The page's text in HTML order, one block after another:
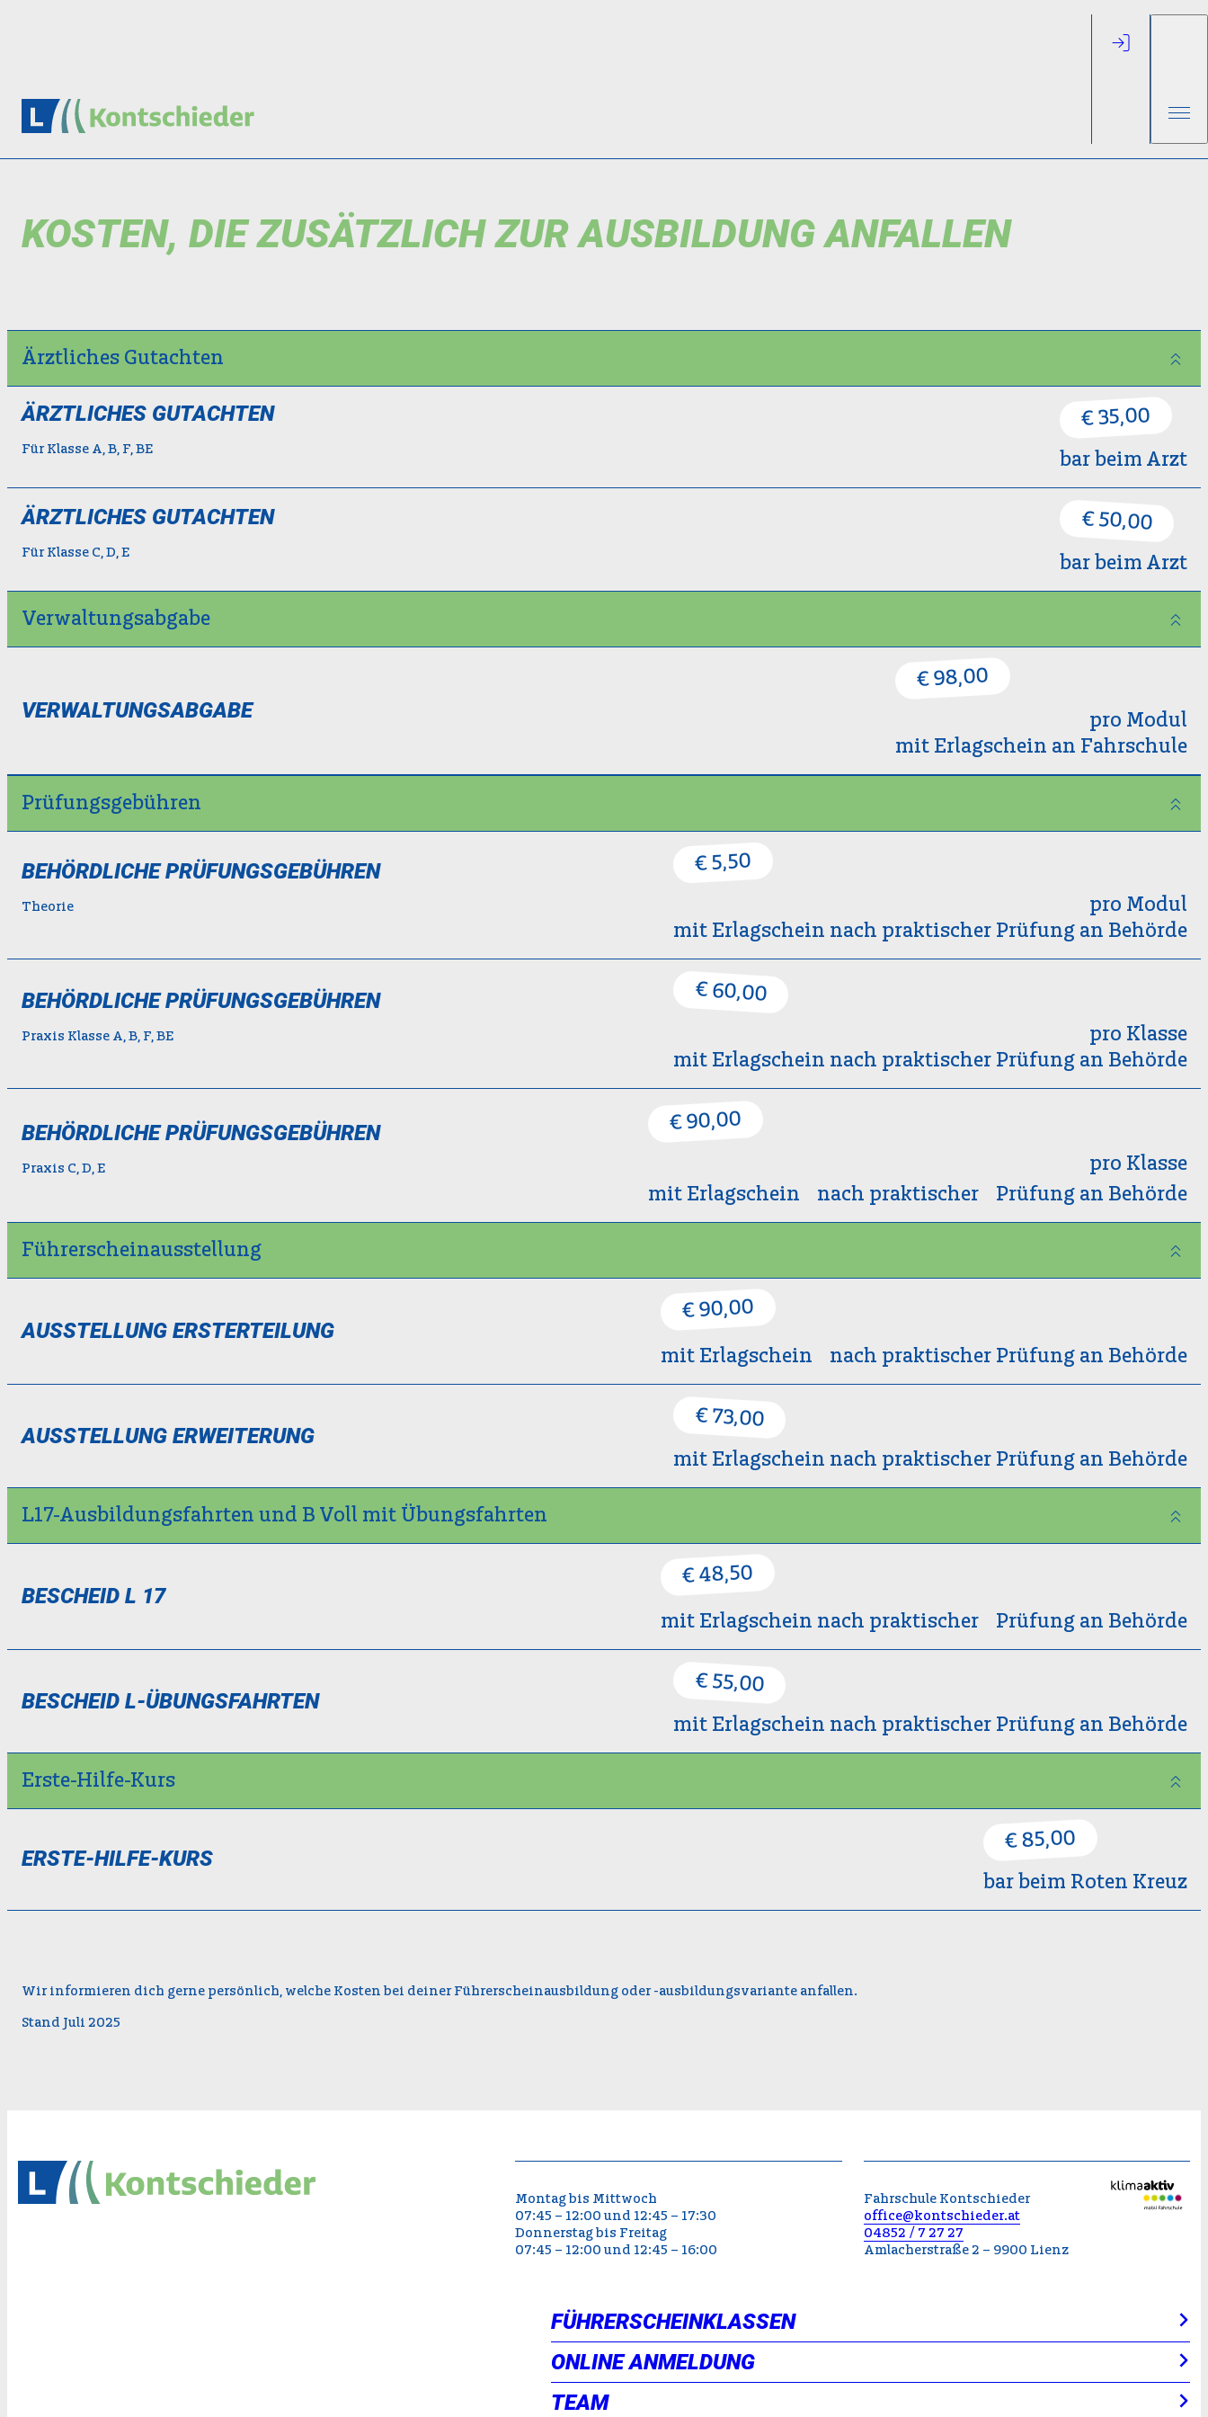
KOSTEN, DIE ZUSÄTZLICH ZUR AUSBILDUNG ANFALLEN
Ärztliches Gutachten
ÄRZTLICHES GUTACHTEN
Für Klasse A, B, F, BE
€ 35,00
bar beim Arzt
ÄRZTLICHES GUTACHTEN
Für Klasse C, D, E
€ 50,00
bar beim Arzt
Verwaltungsabgabe
VERWALTUNGSABGABE
€ 98,00
pro Modul
mit Erlagschein an Fahrschule
Prüfungsgebühren
BEHÖRDLICHE PRÜFUNGSGEBÜHREN
Theorie
€ 5,50
pro Modul
mit Erlagschein nach praktischer Prüfung an Behörde
BEHÖRDLICHE PRÜFUNGSGEBÜHREN
Praxis Klasse A, B, F, BE
€ 60,00
pro Klasse
mit Erlagschein nach praktischer Prüfung an Behörde
BEHÖRDLICHE PRÜFUNGSGEBÜHREN
Praxis C, D, E
€ 90,00
pro Klasse
mit Erlagschein nach praktischer Prüfung an Behörde
Führerscheinausstellung
AUSSTELLUNG ERSTERTEILUNG
€ 90,00
mit Erlagschein nach praktischer Prüfung an Behörde
AUSSTELLUNG ERWEITERUNG
€ 73,00
mit Erlagschein nach praktischer Prüfung an Behörde
L17-Ausbildungsfahrten und B Voll mit Übungsfahrten
BESCHEID L 17
€ 48,50
mit Erlagschein nach praktischer Prüfung an Behörde
BESCHEID L-ÜBUNGSFAHRTEN
€ 55,00
mit Erlagschein nach praktischer Prüfung an Behörde
Erste-Hilfe-Kurs
ERSTE-HILFE-KURS
€ 85,00
bar beim Roten Kreuz
Wir informieren dich gerne persönlich, welche Kosten bei deiner Führerscheinausbildung oder -ausbildungsvariante anfallen.
Stand Juli 2025
FÜHRERSCHEINKLASSEN
ONLINE ANMELDUNG
TEAM
Montag bis Mittwoch
07:45 – 12:00 und 12:45 – 17:30
Donnerstag bis Freitag
07:45 – 12:00 und 12:45 – 16:00
Fahrschule Kontschieder
office@kontschieder.at
04852 / 7 27 27
Amlacherstraße 2 – 9900 Lienz